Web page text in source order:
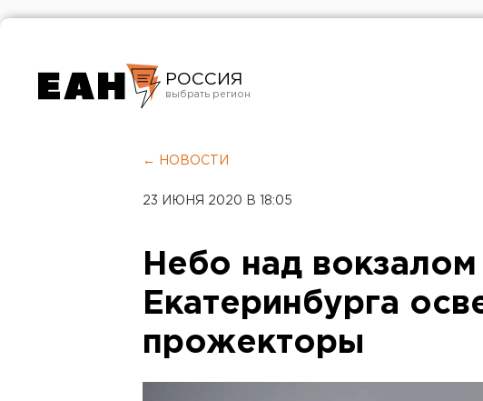
РОССИЯ
Челябинск
← НОВОСТИ
23 ИЮНЯ 2020 В 18:05
Небо над вокзалом
Екатеринбурга
прожекторы